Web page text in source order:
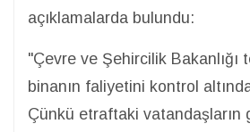
açıklamalarda bulundu:
"Çevre ve Şehircilik Bakanlığı
binanın faliyetini kontrol
Çünkü etraftaki vatandaşların